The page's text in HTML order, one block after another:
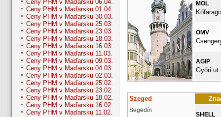
Ceny PHM v Maďarsku 06.04.
Ceny PHM v Maďarsku 01.04.
Ceny PHM v Maďarsku 30.03.
Ceny PHM v Maďarsku 25.03.
Ceny PHM v Maďarsku 23.03.
Ceny PHM v Maďarsku 18.03.
Ceny PHM v Maďarsku 16.03.
Ceny PHM v Maďarsku 11.03.
Ceny PHM v Maďarsku 09.03.
Ceny PHM v Maďarsku 04.03.
Ceny PHM v Maďarsku 02.03.
Ceny PHM v Maďarsku 25.02.
Ceny PHM v Maďarsku 23.02.
Ceny PHM v Maďarsku 18.02.
Ceny PHM v Maďarsku 16.02.
Ceny PHM v Maďarsku 11.02.
MOL
OMV
AGIP
Győri ut
Szeged
Segedín
SHELL